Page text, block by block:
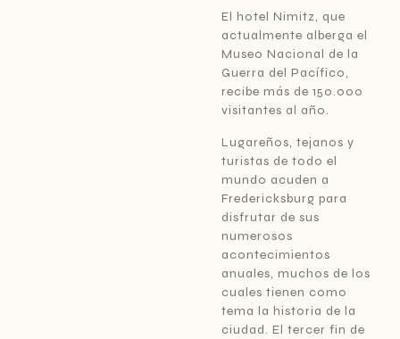
El hotel Nimitz, que
actualmente alberga el
Museo Nacional de la
Guerra del Pacífico,
recibe más de 150.000
visitantes al año.
Lugareños, tejanos y
turistas de todo el
mundo acuden a
Fredericksburg para
disfrutar de sus
numerosos
acontecimientos
anuales, muchos de los
cuales tienen como
tema la historia de la
ciudad. El tercer fin de